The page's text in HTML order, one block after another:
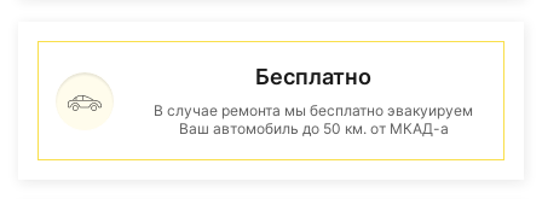
Бесплатно
В случае ремонта мы бесплатно эвакуируем
Ваш автомобиль до 50 км. от МКАД-а